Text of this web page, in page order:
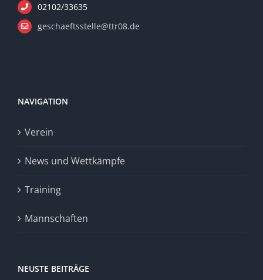
02102/33635
geschaeftsstelle@ttr08.de
NAVIGATION
Verein
News und Wettkämpfe
Training
Mannschaften
NEUSTE BEITRÄGE